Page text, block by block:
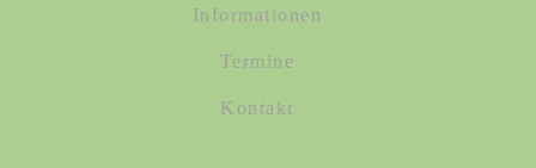
Informationen
Termine
Kontakt